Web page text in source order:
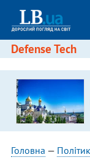
Defense Tech
Головна —